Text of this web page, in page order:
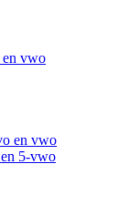
en vwo
en vwo
5-vwo